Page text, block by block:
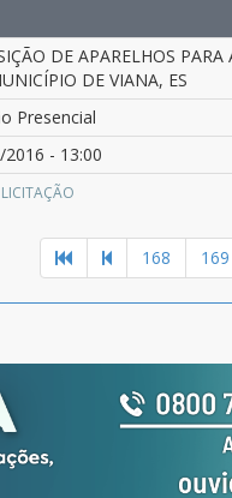
DE APARELHOS
DE VIANA, ES
Presencial
- 13:00
168 169